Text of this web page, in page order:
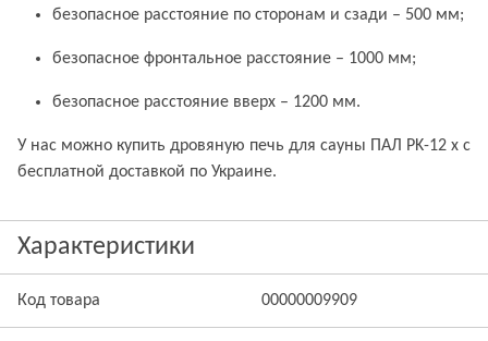
безопасное расстояние по сторонам и сзади – 500 мм;
безопасное фронтальное расстояние – 1000 мм;
безопасное расстояние вверх – 1200 мм.
У нас можно купить дровяную печь для сауны ПАЛ PK-12 x с
бесплатной доставкой по Украине.
Характеристики
Код товара 00000009909